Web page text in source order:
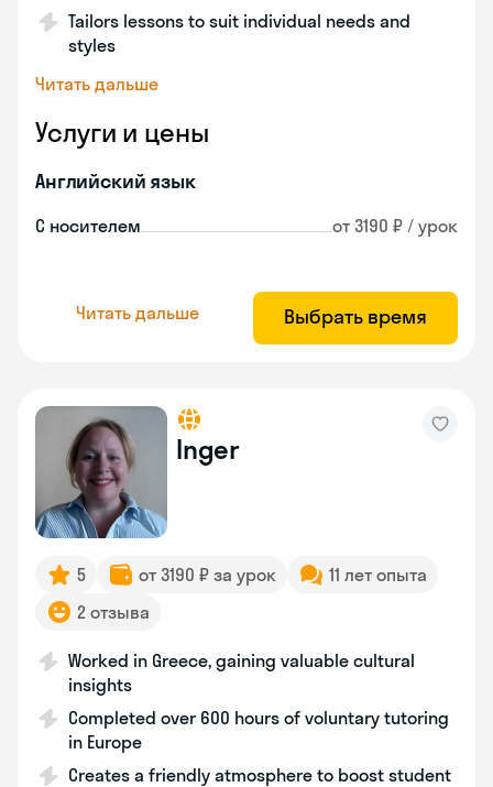
Tailors lessons to suit individual needs and
styles
Читать дальше
Услуги и цены
Английский язык
С носителем от 3190 ₽ / урок
Читать дальше Выбрать время
Inger
5 от 3190 ₽ за урок
11 лет опыта
2 отзыва
Worked in Greece, gaining valuable cultural
insights
Completed over 600 hours of voluntary tutoring
in Europe
Creates a friendly atmosphere to boost student